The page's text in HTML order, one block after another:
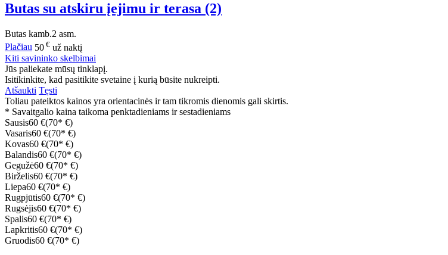
Butas su atskiru įejimu ir terasa (2)
Butas kamb.2 asm.
Plačiau 50 € už naktį
Kiti savininko skelbimai
Jūs paliekate mūsų tinklapį.
Isitikinkite, kad pasitikite svetaine į kurią būsite nukreipti.
Atšaukti Tęsti
Toliau pateiktos kainos yra orientacinės ir tam tikromis dienomis gali skirtis.
* Savaitgalio kaina taikoma penktadieniams ir sestadieniams
Sausis60 €(70* €)
Vasaris60 €(70* €)
Kovas60 €(70* €)
Balandis60 €(70* €)
Gegužė60 €(70* €)
Birželis60 €(70* €)
Liepa60 €(70* €)
Rugpjūtis60 €(70* €)
Rugsėjis60 €(70* €)
Spalis60 €(70* €)
Lapkritis60 €(70* €)
Gruodis60 €(70* €)